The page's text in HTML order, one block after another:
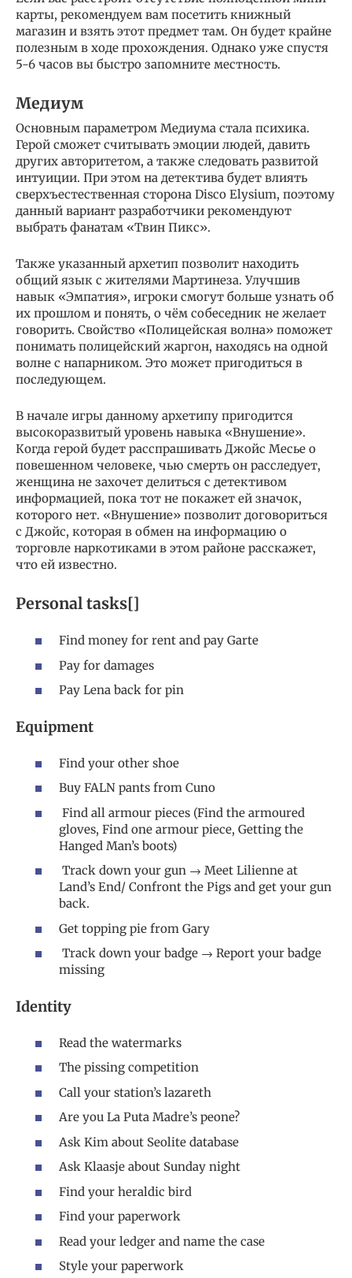
карты, рекомендуем вам посетить книжный
магазин и взять этот предмет там. Он будет крайне
полезным в ходе прохождения. Однако уже спустя
5-6 часов вы быстро запомните местность.
Медиум
Основным параметром Медиума стала психика.
Герой сможет считывать эмоции людей, давить
других авторитетом, а также следовать развитой
интуиции. При этом на детектива будет влиять
сверхъестественная сторона Disco Elysium, поэтому
данный вариант разработчики рекомендуют
выбрать фанатам «Твин Пикс».
Также указанный архетип позволит находить
общий язык с жителями Мартинеза. Улучшив
навык «Эмпатия», игроки смогут больше узнать об
их прошлом и понять, о чём собеседник не желает
говорить. Свойство «Полицейская волна» поможет
понимать полицейский жаргон, находясь на одной
волне с напарником. Это может пригодиться в
последующем.
В начале игры данному архетипу пригодится
высокоразвитый уровень навыка «Внушение».
Когда герой будет расспрашивать Джойс Месье о
повешенном человеке, чью смерть он расследует,
женщина не захочет делиться с детективом
информацией, пока тот не покажет ей значок,
которого нет. «Внушение» позволит договориться
с Джойс, которая в обмен на информацию о
торговле наркотиками в этом районе расскажет,
что ей известно.
Personal tasks[]
Find money for rent and pay Garte
Pay for damages
Pay Lena back for pin
Equipment
Find your other shoe
Buy FALN pants from Cuno
Find all armour pieces (Find the armoured
gloves, Find one armour piece, Getting the
Hanged Man’s boots)
Track down your gun → Meet Lilienne at
Land’s End/ Confront the Pigs and get your gun
back.
Get topping pie from Gary
Track down your badge → Report your badge
missing
Identity
Read the watermarks
The pissing competition
Call your station’s lazareth
Are you La Puta Madre’s peone?
Ask Kim about Seolite database
Ask Klaasje about Sunday night
Find your heraldic bird
Find your paperwork
Read your ledger and name the case
Style your paperwork